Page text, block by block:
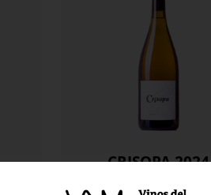
CRISOPA 2024